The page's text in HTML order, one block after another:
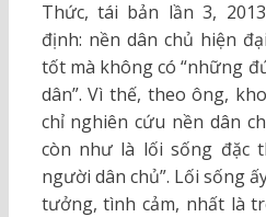
Thức, tái bản lần 3,
định: nền dân chủ hiện
tốt mà không có “những
dân”. Vì thế, theo ông,
chỉ nghiên cứu nền dân
còn như là lối sống đặc
người dân chủ”. Lối sống
tưởng, tình cảm, nhất là